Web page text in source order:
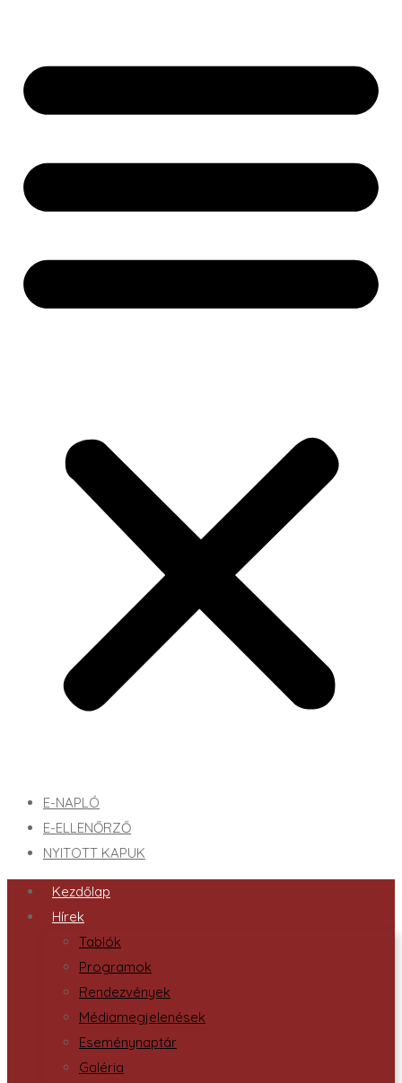
E-NAPLÓ
E-ELLENŐRZŐ
NYITOTT KAPUK
Kezdőlap
Hírek
Tablók
Programok
Rendezvények
Médiamegjelenések
Eseménynaptár
Galéria